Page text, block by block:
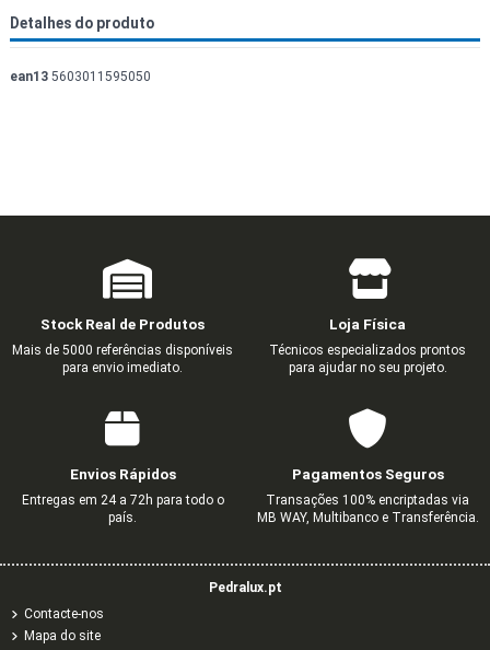
Detalhes do produto
ean13 5603011595050
Stock Real de Produtos
Mais de 5000 referências disponíveis
para envio imediato.
Loja Física
Técnicos especializados prontos
para ajudar no seu projeto.
Envios Rápidos
Entregas em 24 a 72h para todo o
país.
Pagamentos Seguros
Transações 100% encriptadas via
MB WAY, Multibanco e Transferência.
Pedralux.pt
Contacte-nos
Mapa do site